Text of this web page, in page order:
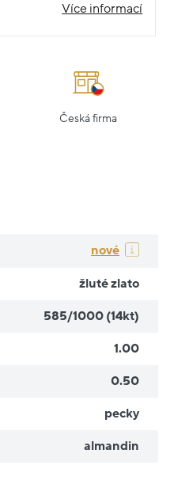
Více informací
Česká firma
nové
žluté zlato
585/1000 (14kt)
1.00
0.50
pecky
almandin